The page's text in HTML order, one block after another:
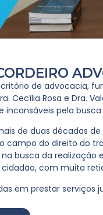
de advocacia,
Cecília Rosa e Dra.
incansáveis pela
de duas décadas
campo do direito do
busca da
com muita
em prestar serviços